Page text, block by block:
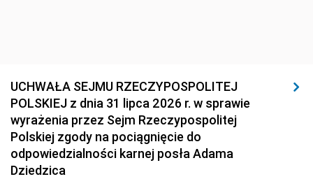
UCHWAŁA SEJMU RZECZYPOSPOLITEJ
POLSKIEJ z dnia 31 lipca 2026 r. w sprawie
wyrażenia przez Sejm Rzeczypospolitej
Polskiej zgody na pociągnięcie do
odpowiedzialności karnej posła Adama
Dziedzica